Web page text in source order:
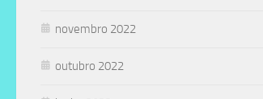
novembro 2022
outubro 2022